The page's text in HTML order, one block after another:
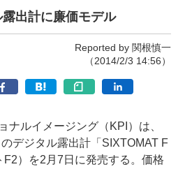
出計に廉価モデル
Reported by 関根慎一
（2014/2/3 14:56）
ルイメージング（KPI）は、
デジタル露出計「SIXTOMAT F
）を2月7日に発売する。価格